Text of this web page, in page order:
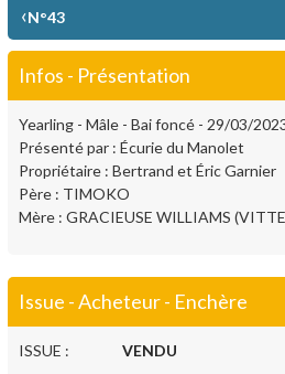
‹N°43
Infos - Présentation
Yearling - Mâle - Bai foncé - 29/03/
Présenté par : Écurie du Manolet
Propriétaire : Bertrand et Éric Garnier
Père : TIMOKO
Mère : GRACIEUSE WILLIAMS
Issue - Acheteur - Enchère
ISSUE : VENDU